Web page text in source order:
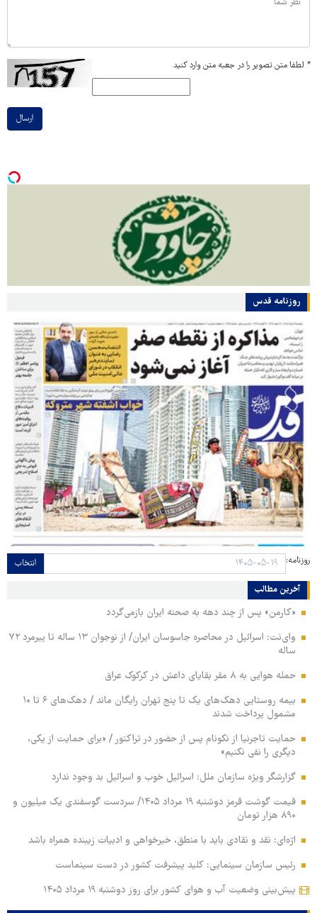
* لطفا متن تصویر را در جعبه متن وارد کنید
ارسال
روزنامه قدس
روزنامه: انتخاب
آخرین مطالب
«کارمن» پس از چند دهه به صحنه ایران بازمی‌گردد
وای‌نت: اسرائیل در محاصره جاسوسان ایران/ از نوجوان ۱۳ ساله تا پیرمرد ۷۲
ساله
حمله هوایی به ۸ مقر بقایای داعش در کرکوک عراق
بیمه روستایی دهک‌های یک تا پنج تهران رایگان ماند / دهک‌های ۶ تا ۱۰
مشمول پرداخت شدند
حمایت تاجرنیا از نکونام پس از حضور در تراکتور / «برای حمایت از یکی،
دیگری را نفی نکنیم»
گزارشگر ویژه سازمان ملل: اسرائیل خوب و اسرائیل بد وجود ندارد
قیمت گوشت قرمز دوشنبه ۱۹ مرداد ۱۴۰۵/ سردست گوسفندی یک میلیون و
۸۹۰ هزار تومان
اژه‌ای: نقد و نقادی باید با منطق، خیرخواهی و ادبیات زیبنده همراه باشد
رئیس سازمان سینمایی: کلید پیشرفت کشور در دست سینماست
پیش‌بینی وضعیت آب و هوای کشور برای روز دوشنبه ۱۹ مرداد ۱۴۰۵